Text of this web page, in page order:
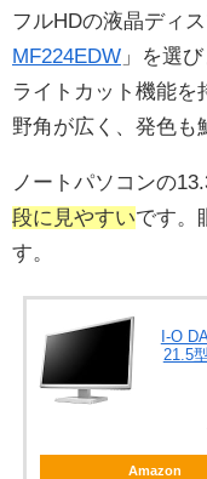
フルHDの液晶ディス
MF224EDW 」を選
ライトカット機能を
野角が広く、発色も
ノートパソコンの
段に見やすいです。
す。
I-O
21.5
Amazon